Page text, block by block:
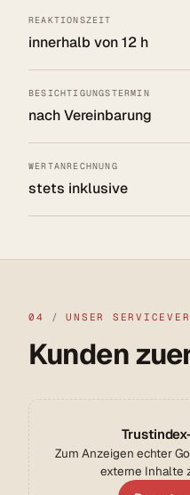
REAKTIONSZEIT
innerhalb von 12 h
BESICHTIGUNGSTERMIN
nach Vereinbarung
WERTANRECHNUNG
stets inklusive
04 / UNSER
Kunden
Zum Anzeigen echter
externe Inhalte